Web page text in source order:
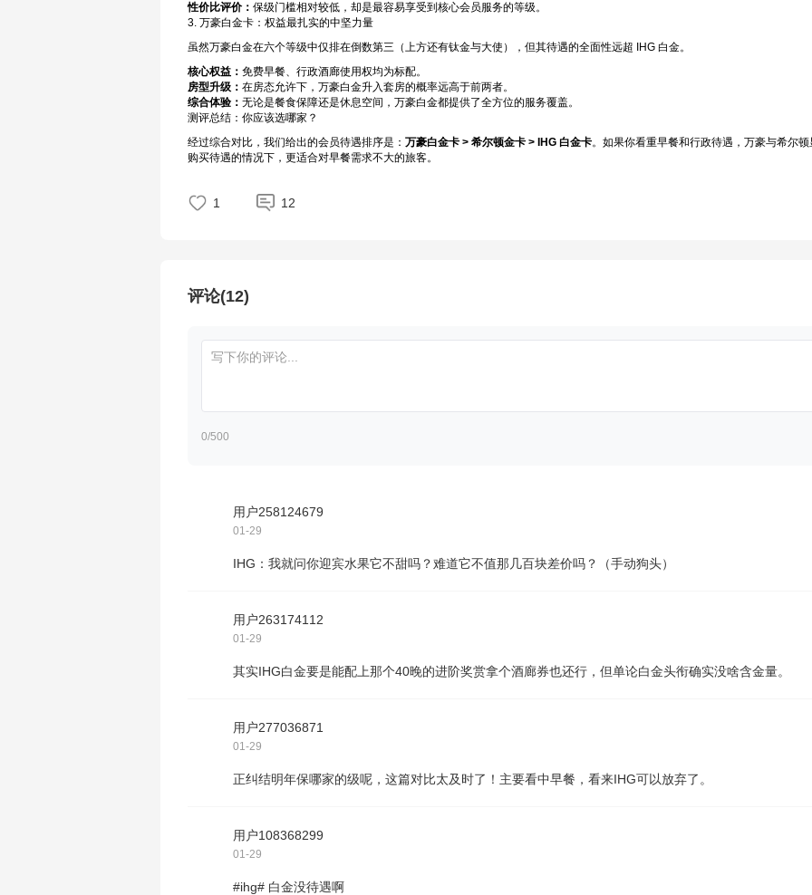
性价比评价： 保级门槛相对较低，却是最容易享受到核心会员服务的等级。
3. 万豪白金卡：权益最扎实的中坚力量
虽然万豪白金在六个等级中仅排在倒数第三（上方还有钛金与大使），但其待遇的全面性远超 IHG 白金。
核心权益： 免费早餐、行政酒廊使用权均为标配。
房型升级： 在房态允许下，万豪白金升入套房的概率远高于前两者。
综合体验： 无论是餐食保障还是休息空间，万豪白金都提供了全方位的服务覆盖。
测评总结：你应该选哪家？
经过综合对比，我们给出的会员待遇排序是： 万豪白金卡 > 希尔顿金卡 > IHG 白金卡。如果你看重早餐和行政待遇，万豪与希尔
购买待遇的情况下，更适合对早餐需求不大的旅客。
1 12
评论(12)
0/500
用户258124679
01-29
IHG：我就问你迎宾水果它不甜吗？难道它不值那几百块差价吗？（手动狗头）
用户263174112
01-29
其实IHG白金要是能配上那个40晚的进阶奖赏拿个酒廊券也还行，但单论白金头衔确实没啥含金量。
用户277036871
01-29
正纠结明年保哪家的级呢，这篇对比太及时了！主要看中早餐，看来IHG可以放弃了。
用户108368299
01-29
#ihg# 白金没待遇啊